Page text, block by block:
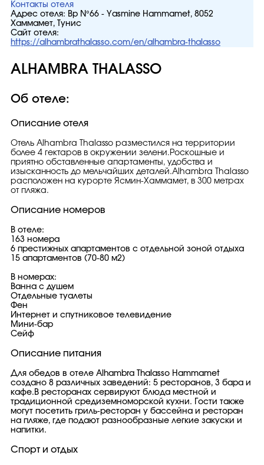
Контакты отеля
Адрес отеля: Bp N°66 - Yasmine Hammamet, 8052
Хаммамет, Тунис
Сайт отеля:
https://alhambrathalasso.com/en/alhambra-thalasso
ALHAMBRA THALASSO
Об отеле:
Описание отеля
Отель Alhambra Thalasso разместился на территории
более 4 гектаров в окружении зелени.Роскошные и
приятно обставленные апартаменты, удобства и
изысканность до мельчайших деталей.Alhambra Thalasso
расположен на курорте Ясмин-Хаммамет, в 300 метрах
от пляжа.
Описание номеров
В отеле:
163 номера
6 престижных апартаментов с отдельной зоной отдыха
15 апартаментов (70-80 м2)
В номерах:
Ванна с душем
Отдельные туалеты
Фен
Интернет и спутниковое телевидение
Мини-бар
Сейф
Описание питания
Для обедов в отеле Alhambra Thalasso Hammamet
создано 8 различных заведений: 5 ресторанов, 3 бара и
кафе.В ресторанах сервируют блюда местной и
традиционной средиземноморской кухни. Гости также
могут посетить гриль-ресторан у бассейна и ресторан
на пляже, где подают разнообразные легкие закуски и
напитки.
Спорт и отдых